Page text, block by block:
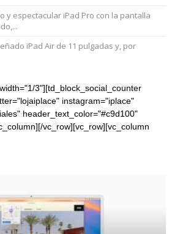
y espectacular iPad Pro con la pantalla
iPad Air de 11 pulgadas y, por
3"][td_block_social_counter
instagram="iplace"
header_text_color="#c9d100"
vc_row][vc_row][vc_column